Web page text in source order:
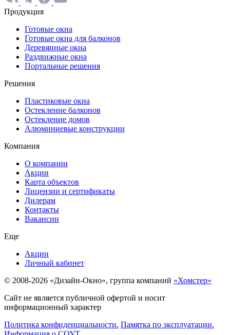
Продукция
Готовые окна
Готовые окна для балконов
Деревянные окна
Раздвижные окна
Портальные решения
Решения
Пластиковые окна
Остекление балконов
Остекление домов
Алюминиевые конструкции
Компания
О компании
Акции
Карта объектов
Лицензии и сертификаты
Дилерам
Контакты
Вакансии
Еще
Акции
Личный кабинет
© 2008-2026 «Дизайн-Окно», группа компаний «Хомстер»
Сайт не является публичной офертой и носит
информационный характер
Политика конфиденциальности. Памятка по эксплуатации.